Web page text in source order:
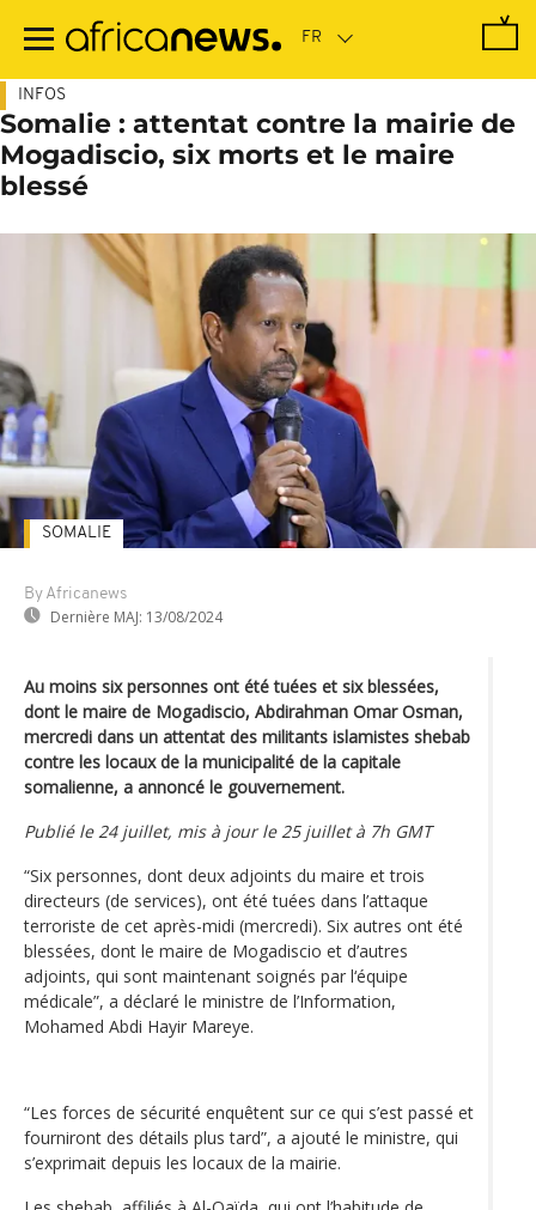
contenu
INFOS
Somalie : attentat contre la mairie de
Mogadiscio, six morts et le maire
blessé
By Africanews
Dernière MAJ: 13/08/2024
SOMALIE
Au moins six personnes ont été tuées et six blessées,
dont le maire de Mogadiscio, Abdirahman Omar Osman,
mercredi dans un attentat des militants islamistes shebab
contre les locaux de la municipalité de la capitale
somalienne, a annoncé le gouvernement.
Publié le 24 juillet, mis à jour le 25 juillet à 7h GMT
“Six personnes, dont deux adjoints du maire et trois
directeurs (de services), ont été tuées dans l’attaque
terroriste de cet après-midi (mercredi). Six autres ont été
blessées, dont le maire de Mogadiscio et d’autres
adjoints, qui sont maintenant soignés par l‘équipe
médicale”, a déclaré le ministre de l’Information,
Mohamed Abdi Hayir Mareye.
“Les forces de sécurité enquêtent sur ce qui s’est passé et
fourniront des détails plus tard”, a ajouté le ministre, qui
s’exprimait depuis les locaux de la mairie.